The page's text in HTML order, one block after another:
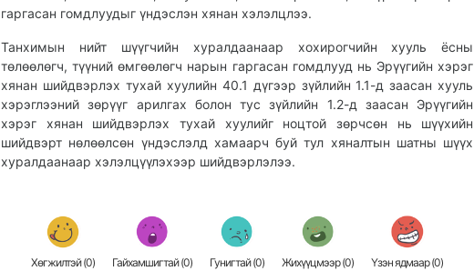
гаргасан гомдлуудыг үндэслэн хянан хэлэлцлээ.
Танхимын нийт шүүгчийн хуралдаанаар хохирогчийн хууль ёсны
төлөөлөгч, түүний өмгөөлөгч нарын гаргасан гомдлууд нь Эрүүгийн хэрэг
хянан шийдвэрлэх тухай хуулийн 40.1 дүгээр зүйлийн 1.1-д заасан хууль
хэрэглээний зөрүүг арилгах болон тус зүйлийн 1.2-д заасан Эрүүгийн
хэрэг хянан шийдвэрлэх тухай хуулийг ноцтой зөрчсөн нь шүүхийн
шийдвэрт нөлөөлсөн үндэслэлд хамаарч буй тул хяналтын шатны шүүх
хуралдаанаар хэлэлцүүлэхээр шийдвэрлэлээ.
Хөгжилтэй (0) Гайхамшигтай (0) Гунигтай (0) Жихүүцмээр (0) Үзэн ядмаар (0)